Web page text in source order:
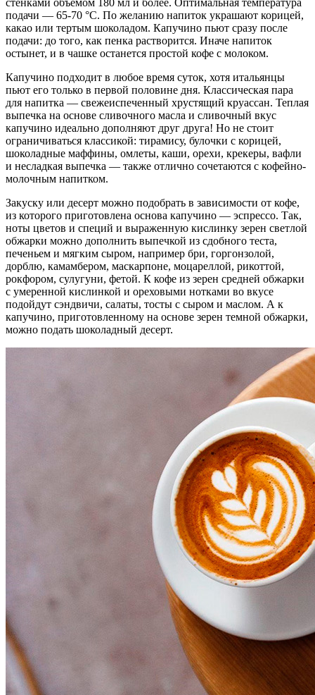
стенками объемом 180 мл и более. Оптимальная температура
подачи — 65-70 °C. По желанию напиток украшают корицей,
какао или тертым шоколадом. Капучино пьют сразу после
подачи: до того, как пенка растворится. Иначе напиток
остынет, и в чашке останется простой кофе с молоком.
Капучино подходит в любое время суток, хотя итальянцы
пьют его только в первой половине дня. Классическая пара
для напитка — свежеиспеченный хрустящий круассан. Теплая
выпечка на основе сливочного масла и сливочный вкус
капучино идеально дополняют друг друга! Но не стоит
ограничиваться классикой: тирамису, булочки с корицей,
шоколадные маффины, омлеты, каши, орехи, крекеры, вафли
и несладкая выпечка — также отлично сочетаются с кофейно-
молочным напитком.
Закуску или десерт можно подобрать в зависимости от кофе,
из которого приготовлена основа капучино — эспрессо. Так,
ноты цветов и специй и выраженную кислинку зерен светлой
обжарки можно дополнить выпечкой из сдобного теста,
печеньем и мягким сыром, например бри, горгонзолой,
дорблю, камамбером, маскарпоне, моцареллой, рикоттой,
рокфором, сулугуни, фетой. К кофе из зерен средней обжарки
с умеренной кислинкой и ореховыми нотками во вкусе
подойдут сэндвичи, салаты, тосты с сыром и маслом. А к
капучино, приготовленному на основе зерен темной обжарки,
можно подать шоколадный десерт.